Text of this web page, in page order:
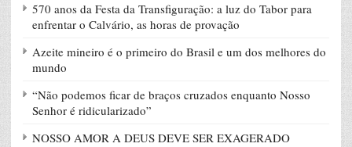
570 anos da Festa da Transfiguração: a luz do Tabor para
enfrentar o Calvário, as horas de provação
Azeite mineiro é o primeiro do Brasil e um dos melhores do
mundo
“Não podemos ficar de braços cruzados enquanto Nosso
Senhor é ridicularizado”
NOSSO AMOR A DEUS DEVE SER EXAGERADO